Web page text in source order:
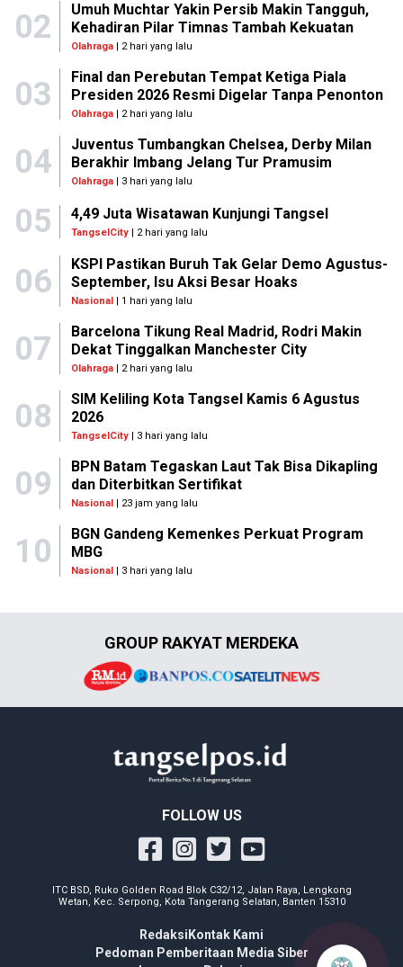
02
Umuh Muchtar Yakin Persib Makin Tangguh,
Kehadiran Pilar Timnas Tambah Kekuatan
Olahraga| 2 hari yang lalu
03
Final dan Perebutan Tempat Ketiga Piala
Presiden 2026 Resmi Digelar Tanpa Penonton
Olahraga| 2 hari yang lalu
04
Juventus Tumbangkan Chelsea, Derby Milan
Berakhir Imbang Jelang Tur Pramusim
Olahraga| 3 hari yang lalu
05 4,49 Juta Wisatawan Kunjungi Tangsel
TangselCity | 2 hari yang lalu
06
KSPI Pastikan Buruh Tak Gelar Demo Agustus-
September, Isu Aksi Besar Hoaks
Nasional| 1 hari yang lalu
07
Barcelona Tikung Real Madrid, Rodri Makin
Dekat Tinggalkan Manchester City
Olahraga| 2 hari yang lalu
08
SIM Keliling Kota Tangsel Kamis 6 Agustus
2026
TangselCity| 3 hari yang lalu
09
BPN Batam Tegaskan Laut Tak Bisa Dikapling
dan Diterbitkan Sertifikat
Nasional| 23 jam yang lalu
10
BGN Gandeng Kemenkes Perkuat Program
MBG
Nasional| 3 hari yang lalu
GROUP RAKYAT MERDEKA
FOLLOW US
ITC BSD, Ruko Golden Road Blok C32/12, Jalan Raya, Lengkong
Wetan, Kec. Serpong, Kota Tangerang Selatan, Banten 15310
Redaksi Kontak Kami
Pedoman Pemberitaan Media Siber